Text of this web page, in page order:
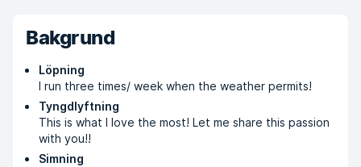
Bakgrund
Löpning
I run three times/ week when the weather permits!
Tyngdlyftning
This is what I love the most! Let me share this passion
with you!!
Simning